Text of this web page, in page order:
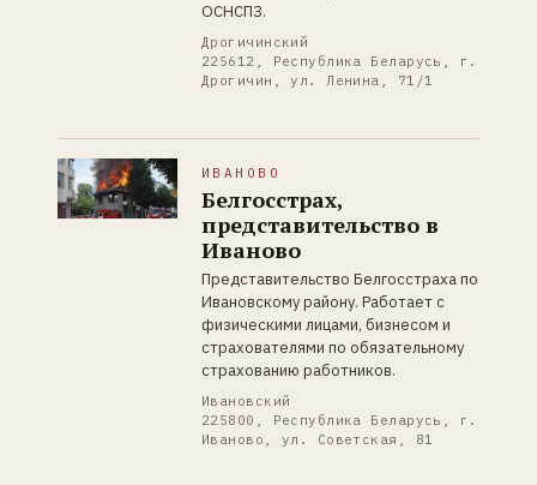
ОСНСПЗ.
Дрогичинский
225612, Республика Беларусь, г.
Дрогичин, ул. Ленина, 71/1
ИВАНОВО
Белгосстрах,
представительство в
Иваново
Представительство Белгосстраха по
Ивановскому району. Работает с
физическими лицами, бизнесом и
страхователями по обязательному
страхованию работников.
Ивановский
225800, Республика Беларусь, г.
Иваново, ул. Советская, 81